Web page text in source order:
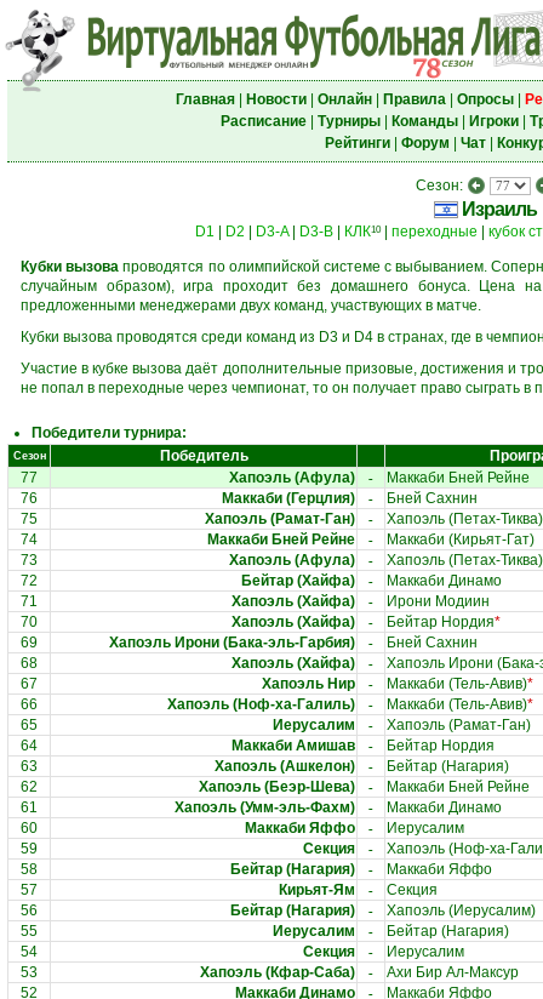
Главная| Новости| Онлайн| Правила| Опросы|
Расписание| Турниры| Команды| Игроки|
Рейтинги| Форум Чат|
Сезон:
Израиль
D1 D2 D3-A| D3-B КЛК10| переходные кубок
Кубки вызова проводятся по олимпийской системе с выбыванием.
случайным образом), игра проходит без домашнего бонуса. Цена
предложенными менеджерами двух команд, участвующих в матче.
Кубки вызова проводятся среди команд из D3 и D4 в странах, где в
Участие в кубке вызова даёт дополнительные призовые, достижения и
не попал в переходные через чемпионат, то он получает право сыграть
Победители турнира:
Сезон Победитель
77
Хапоэль (Афула) -
Маккаби Бней Рейне
76
Маккаби (Герцлия) -
Бней Сахнин
75
Хапоэль (Рамат-Ган) -
Хапоэль (Петах-Тиква)
74
Маккаби Бней Рейне -
Маккаби (Кирьят-Гат)
73
Хапоэль (Афула) -
Хапоэль (Петах-Тиква)
72
Бейтар (Хайфа) -
Маккаби Динамо
71
Хапоэль (Хайфа) -
Ирони Модиин
70
Хапоэль (Хайфа) - Бейтар Нордия*
69
Хапоэль Ирони (Бака-эль-Гарбия) -
Бней Сахнин
68
Хапоэль (Хайфа) -
Хапоэль Ирони (Бака-
67
Хапоэль Нир - Маккаби (Тель-Авив)*
66
Хапоэль (Ноф-ха-Галиль) - Маккаби (Тель-Авив)*
65
Иерусалим -
Хапоэль (Рамат-Ган)
64
Маккаби Амишав -
Бейтар Нордия
63
Хапоэль (Ашкелон) -
Бейтар (Нагария)
62
Хапоэль (Беэр-Шева) -
Маккаби Бней Рейне
61
Хапоэль (Умм-эль-Фахм) -
Маккаби Динамо
60
Маккаби Яффо -
Иерусалим
59
Секция -
Хапоэль (Ноф-ха-
58
Бейтар (Нагария) -
Маккаби Яффо
57
Кирьят-Ям -
Секция
56
Бейтар (Нагария) -
Хапоэль (Иерусалим)
55
Иерусалим -
Бейтар (Нагария)
54
Секция -
Иерусалим
53
Хапоэль (Кфар-Саба) -
Ахи Бир Ал-Максур
52
Маккаби Динамо -
Маккаби Яффо